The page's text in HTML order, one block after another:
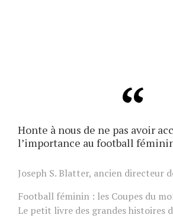
Honte à nous de ne pas avoir
l’importance au football
Joseph S. Blatter, ancien directeur
Football féminin : les Coupes du
Le petit livre des grandes histoires